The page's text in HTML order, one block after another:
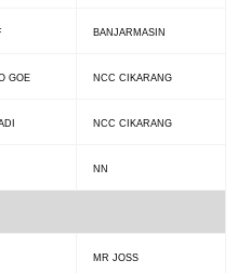
BANJARMASIN
GOE NCC CIKARANG
NCC CIKARANG
NN
MR JOSS